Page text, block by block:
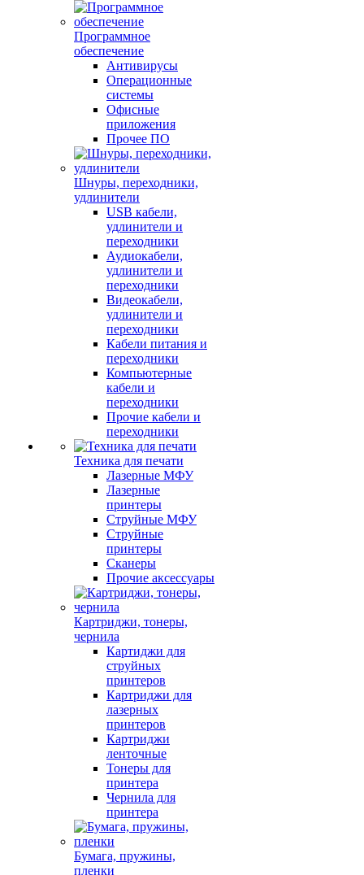
Программное
обеспечение
Антивирусы
Операционные
системы
Офисные
приложения
Прочее ПО
Шнуры, переходники,
удлинители
USB кабели,
удлинители и
переходники
Аудиокабели,
удлинители и
переходники
Видеокабели,
удлинители и
переходники
Кабели питания и
переходники
Компьютерные
кабели и
переходники
Прочие кабели и
переходники
Техника для печати
Лазерные МФУ
Лазерные
принтеры
Струйные МФУ
Струйные
принтеры
Сканеры
Прочие аксессуары
Картриджи, тонеры,
чернила
Картиджи для
струйных
принтеров
Картриджи для
лазерных
принтеров
Картриджи
ленточные
Тонеры для
принтера
Чернила для
принтера
Бумага, пружины,
пленки